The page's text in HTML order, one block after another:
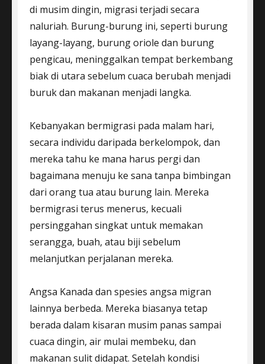
di musim dingin, migrasi terjadi secara
naluriah. Burung-burung ini, seperti burung
layang-layang, burung oriole dan burung
pengicau, meninggalkan tempat berkembang
biak di utara sebelum cuaca berubah menjadi
buruk dan makanan menjadi langka.
Kebanyakan bermigrasi pada malam hari,
secara individu daripada berkelompok, dan
mereka tahu ke mana harus pergi dan
bagaimana menuju ke sana tanpa bimbingan
dari orang tua atau burung lain. Mereka
bermigrasi terus menerus, kecuali
persinggahan singkat untuk memakan
serangga, buah, atau biji sebelum
melanjutkan perjalanan mereka.
Angsa Kanada dan spesies angsa migran
lainnya berbeda. Mereka biasanya tetap
berada dalam kisaran musim panas sampai
cuaca dingin, air mulai membeku, dan
makanan sulit didapat. Setelah kondisi